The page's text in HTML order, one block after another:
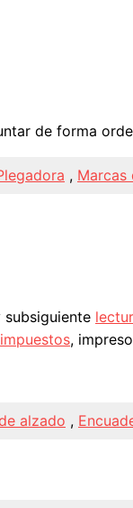
de forma
, Marcas
subsiguiente
impuestos,
alzado ,